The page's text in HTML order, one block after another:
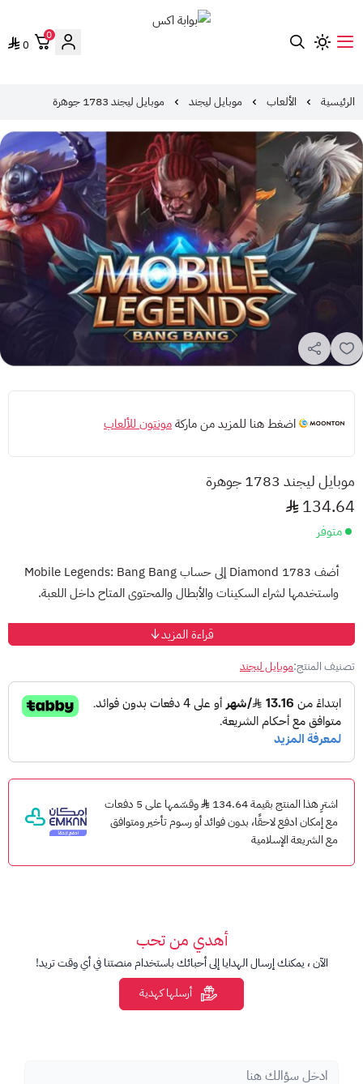
0
0
الرئيسية الألعاب موبايل ليجند موبايل ليجند 1783 جوهرة
اضغط هنا للمزيد من ماركةمونتون للألعاب
موبايل ليجند 1783 جوهرة
134.64
متوفر
أضف 1783 Diamond
إلى حساب Mobile Legends: Bang Bang
واستخدمها لشراء السكينات والأبطال والمحتوى المتاح داخل اللعبة.
أدخل معرف الخادم (Server ID) إذا كان مطلوبًا.
أكمل الطلب.
يتم إضافة الجواهر إلى حسابك بعد معالجة الطلب.
ملاحظات مهمة
تأكد من صحة بيانات الحساب قبل إتمام الطلب.
لا يمكن تعديل أو استرجاع الطلب بعد تنفيذ الشحن.
مخصصة للعبة Mobile Legends: Bang Bang.
قراءة المزيد
تصنيف المنتج:موبايل ليجند
اشترِ هذا المنتج بقيمة 134.64
وقسّمها على 5 دفعات
مع إمكان ادفع لاحقًا، بدون فوائد أو رسوم تأخير ومتوافق
مع الشريعة الإسلامية
أهدي من تحب
الآن ، يمكنك إرسال الهدايا إلى أحبائك باستخدام منصتنا في أي وقت تريد!
أرسلها كهدية